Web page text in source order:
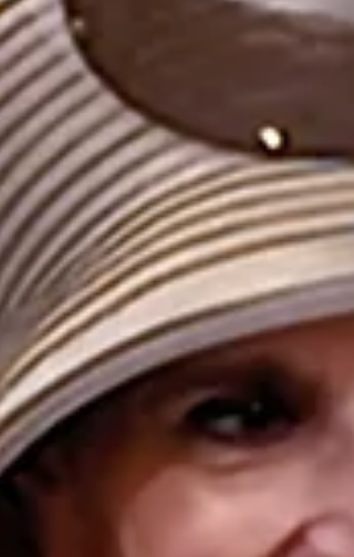
ששיפצנו השיעור מוקדש לעילוי נשמת